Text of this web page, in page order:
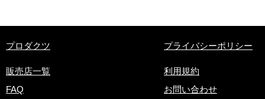
​プロダクツ
販売店一覧
FAQ
プライバシーポリシー
利用規約
お問い合わせ